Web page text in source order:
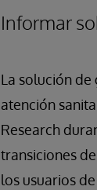
Informar
La solución
atención
Research
transiciones
los usuarios